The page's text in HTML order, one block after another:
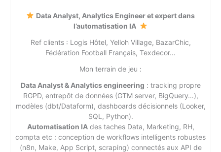
Data Analyst, Analytics Engineer et expert dans
l’automatisation IA
Ref clients : Logis Hôtel, Yelloh Village, BazarChic,
Fédération Football Français, Texdecor…
Mon terrain de jeu :
Data Analyst & Analytics engineering : tracking propre
RGPD, entrepôt de données (GTM server, BigQuery…),
modèles (dbt/Dataform), dashboards décisionnels (Looker,
SQL, Python).
Automatisation IAdes taches Data, Marketing, RH,
compta etc : conception de workflows intelligents robustes
(n8n, Make, App Script, scraping) connectés aux API de